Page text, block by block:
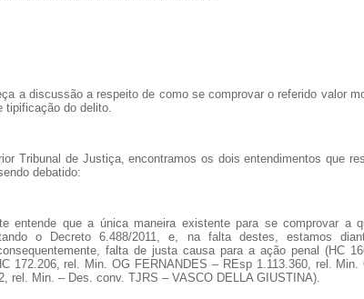
a discussão a respeito de como se comprovar o referido valor
tipificação do delito.
Tribunal de Justiça, encontramos os dois entendimentos que
debatido:
entende que a única maneira existente para se comprovar a
o Decreto 6.488/2011, e, na falta destes, estamos
falta de justa causa para a ação penal (HC
172.206, rel. Min. OG FERNANDES – REsp 1.113.360, rel. Min.
rel. Min. – Des. conv. TJRS – VASCO DELLA GIUSTINA).